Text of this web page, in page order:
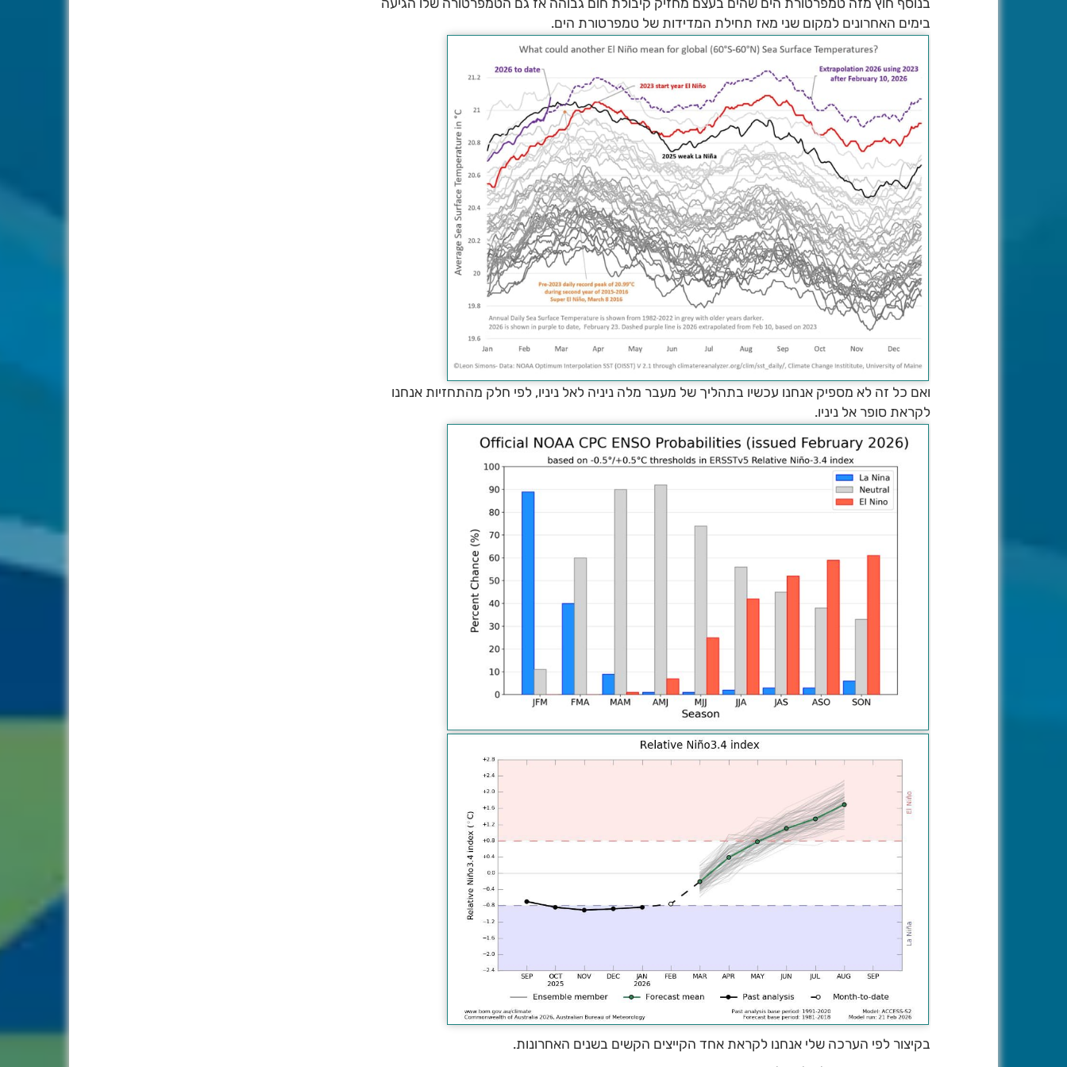
בימים האחרונים למקום שני מאז תחילת המדידות של טמפרטורת הים.
ואם כל זה לא מספיק אנחנו עכשיו בתהליך של מעבר מלה ניניה לאל ניניו, לפי חלק מהתחזיות אנחנו
לקראת סופר אל ניניו.
בקיצור לפי הערכה שלי אנחנו לקראת אחד הקייצים הקשים בשנים האחרונות.